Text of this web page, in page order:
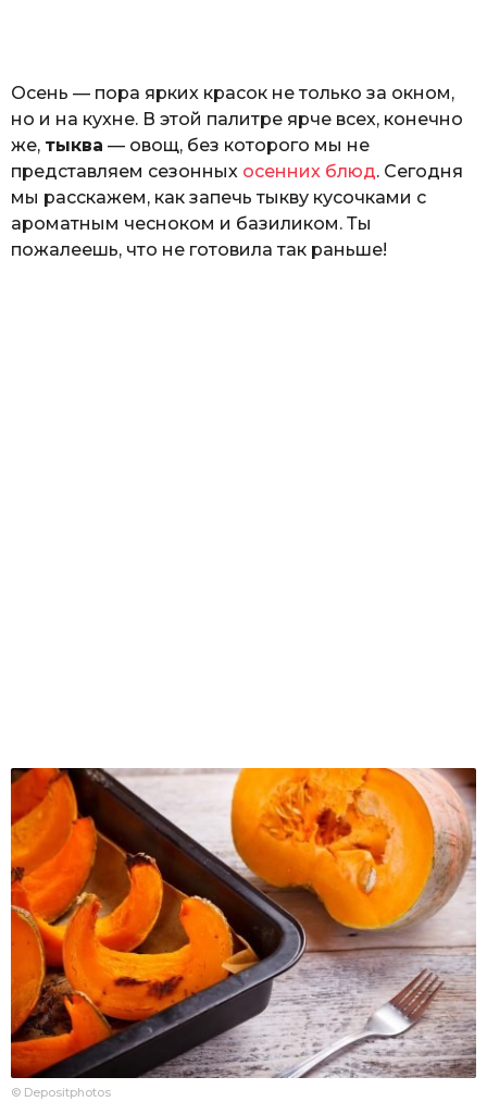
р
к
л
ю
к
Осень — пора ярких красок не только за окном,
но и на кухне. В этой палитре ярче всех, конечно
же, тыква — овощ, без которого мы не
представляем сезонных осенних блюд. Сегодня
мы расскажем, как запечь тыкву кусочками с
ароматным чесноком и базиликом. Ты
пожалеешь, что не готовила так раньше!
© Depositphotos